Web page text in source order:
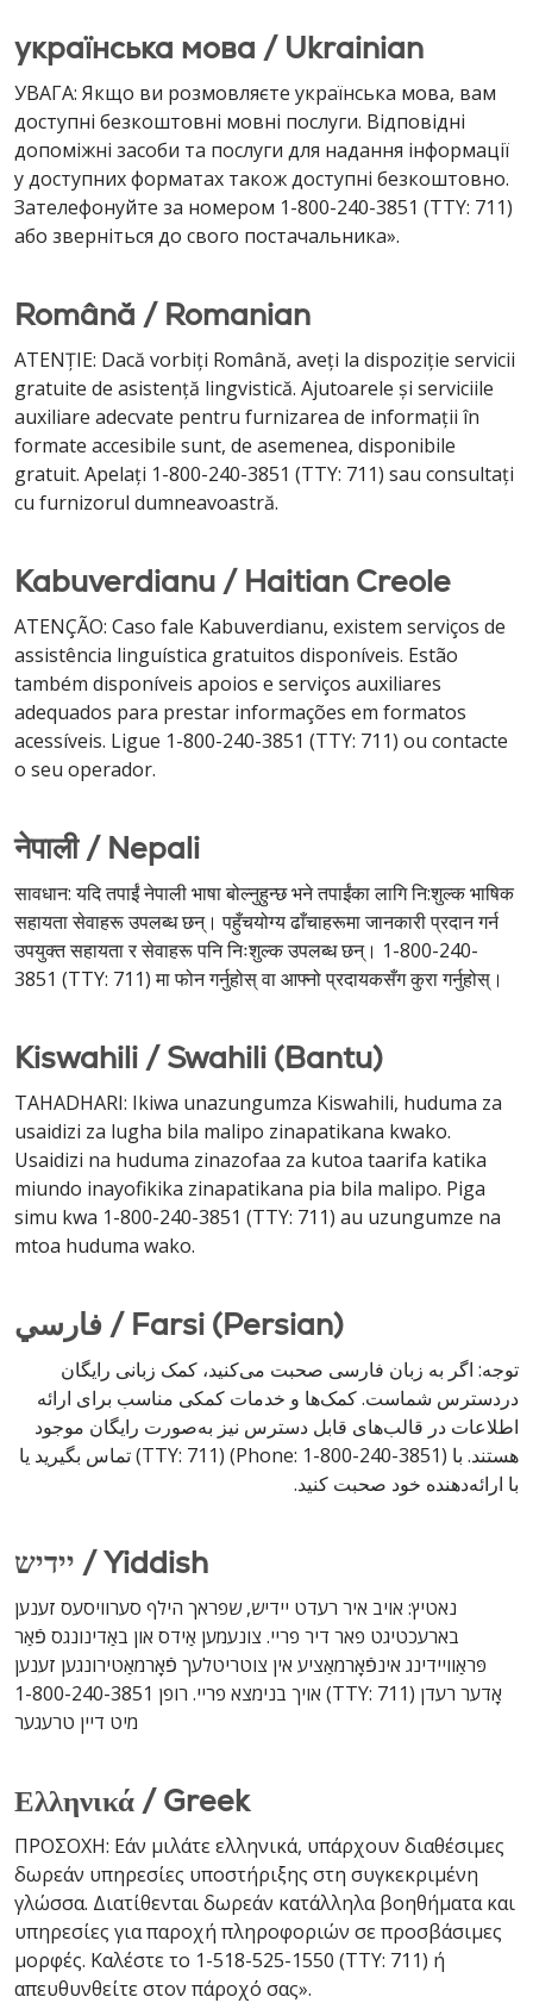
українська мова / Ukrainian
УВАГА: Якщо ви розмовляєте українська мова, вам
доступні безкоштовні мовні послуги. Відповідні
допоміжні засоби та послуги для надання інформації
у доступних форматах також доступні безкоштовно.
Зателефонуйте за номером 1-800-240-3851 (TTY: 711)
або зверніться до свого постачальника».
Română / Romanian
ATENȚIE: Dacă vorbiți Română, aveți la dispoziție servicii
gratuite de asistență lingvistică. Ajutoarele și serviciile
auxiliare adecvate pentru furnizarea de informații în
formate accesibile sunt, de asemenea, disponibile
gratuit. Apelați 1-800-240-3851 (TTY: 711) sau consultați
cu furnizorul dumneavoastră.
Kabuverdianu / Haitian Creole
ATENÇÃO: Caso fale Kabuverdianu, existem serviços de
assistência linguística gratuitos disponíveis. Estão
também disponíveis apoios e serviços auxiliares
adequados para prestar informações em formatos
acessíveis. Ligue 1-800-240-3851 (TTY: 711) ou contacte
o seu operador.
नेपाली / Nepali
सावधान: यदि तपाईं नेपाली भाषा बोल्नुहुन्छ भने तपाईंका लागि नि:शुल्क भाषिक
सहायता सेवाहरू उपलब्ध छन्। पहुँचयोग्य ढाँचाहरूमा जानकारी प्रदान गर्न
उपयुक्त सहायता र सेवाहरू पनि निःशुल्क उपलब्ध छन्। 1-800-240-
3851 (TTY: 711) मा फोन गर्नुहोस् वा आफ्नो प्रदायकसँग कुरा गर्नुहोस्।
Kiswahili / Swahili (Bantu)
TAHADHARI: Ikiwa unazungumza Kiswahili, huduma za
usaidizi za lugha bila malipo zinapatikana kwako.
Usaidizi na huduma zinazofaa za kutoa taarifa katika
miundo inayofikika zinapatikana pia bila malipo. Piga
simu kwa 1-800-240-3851 (TTY: 711) au uzungumze na
mtoa huduma wako.
فارسي / Farsi (Persian)
توجه: اگر به زبان فارسی صحبت می‌کنید، کمک زبانی رایگان
دردسترس شماست. کمک‌ها و خدمات کمکی مناسب برای ارائه
اطلاعات در قالب‌های قابل دسترس نیز به‌صورت رایگان موجود
هستند. با (Phone: 1-800-240-3851) (TTY: 711) تماس بگیرید یا
با ارائه‌دهنده خود صحبت کنید.
יידיש / Yiddish
נאטיץ: אויב איר רעדט יידיש, שפראך הילף סערוויסעס זענען
בארעכטיגט פאר דיר פריי. צונעמען אַידס און באַדינונגס פֿאַר
פּראַוויידינג אינפֿאָרמאַציע אין צוטריטלעך פֿאָרמאַטירונגען זענען
אויך בנימצא פריי. רופן 1-800-240-3851 (TTY: 711) אָדער רעדן
מיט דיין טרעגער
Ελληνικά / Greek
ΠΡΟΣΟΧΗ: Εάν μιλάτε ελληνικά, υπάρχουν διαθέσιμες
δωρεάν υπηρεσίες υποστήριξης στη συγκεκριμένη
γλώσσα. Διατίθενται δωρεάν κατάλληλα βοηθήματα και
υπηρεσίες για παροχή πληροφοριών σε προσβάσιμες
μορφές. Καλέστε το 1-518-525-1550 (TTY: 711) ή
απευθυνθείτε στον πάροχό σας».